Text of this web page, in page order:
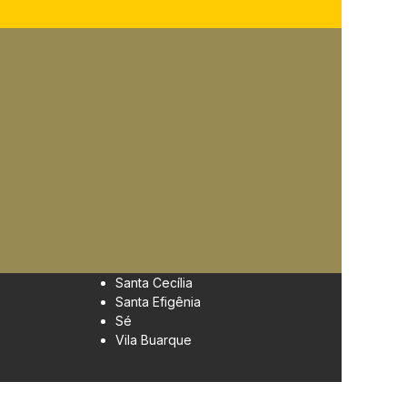
Santa Cecília
Santa Efigênia
Sé
Vila Buarque